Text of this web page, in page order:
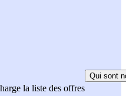
la liste des offres
Qui sont